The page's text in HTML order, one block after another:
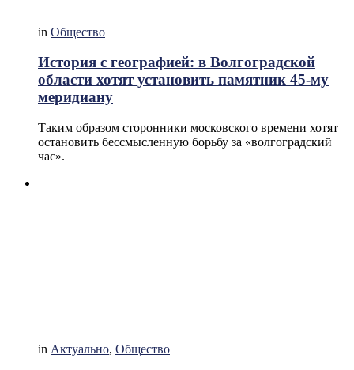
in Общество
История с географией: в Волгоградской
области хотят установить памятник 45-му
меридиану
Таким образом сторонники московского времени хотят
остановить бессмысленную борьбу за «волгоградский
час».
in Актуально, Общество